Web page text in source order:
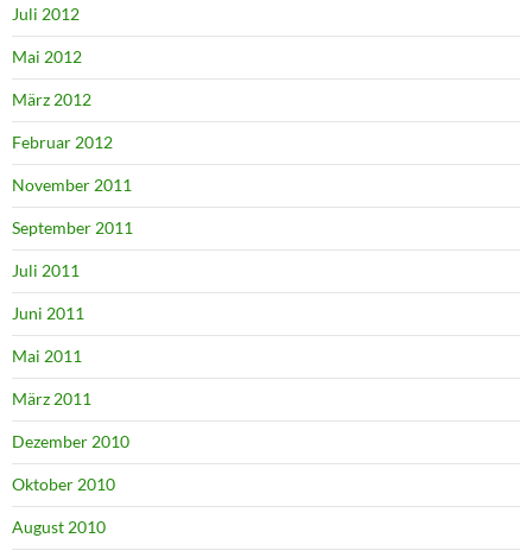
Juli 2012
Mai 2012
März 2012
Februar 2012
November 2011
September 2011
Juli 2011
Juni 2011
Mai 2011
März 2011
Dezember 2010
Oktober 2010
August 2010